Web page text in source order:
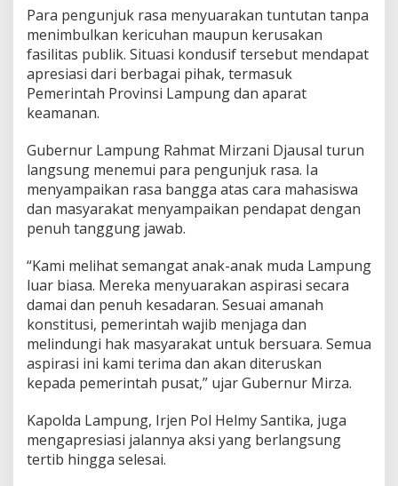
o
n
t
o
h
K
w
a
s
a
e
r
e
m
o
k
r
a
i
Para pengunjuk rasa menyuarakan tuntutan tanpa
menimbulkan kericuhan maupun kerusakan
fasilitas publik. Situasi kondusif tersebut mendapat
apresiasi dari berbagai pihak, termasuk
Pemerintah Provinsi Lampung dan aparat
keamanan.
Gubernur Lampung Rahmat Mirzani Djausal turun
langsung menemui para pengunjuk rasa. Ia
menyampaikan rasa bangga atas cara mahasiswa
dan masyarakat menyampaikan pendapat dengan
penuh tanggung jawab.
“Kami melihat semangat anak-anak muda Lampung
luar biasa. Mereka menyuarakan aspirasi secara
damai dan penuh kesadaran. Sesuai amanah
konstitusi, pemerintah wajib menjaga dan
melindungi hak masyarakat untuk bersuara. Semua
aspirasi ini kami terima dan akan diteruskan
kepada pemerintah pusat,” ujar Gubernur Mirza.
Kapolda Lampung, Irjen Pol Helmy Santika, juga
mengapresiasi jalannya aksi yang berlangsung
tertib hingga selesai.